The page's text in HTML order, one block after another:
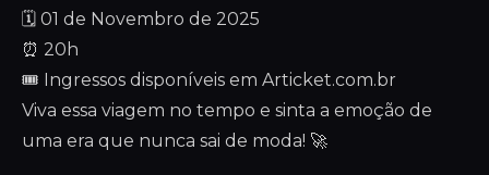
🗓️ 01 de Novembro de 2025
⏰ 20h
🎟️ Ingressos disponíveis em Articket.com.br
Viva essa viagem no tempo e sinta a emoção de
uma era que nunca sai de moda! 🚀